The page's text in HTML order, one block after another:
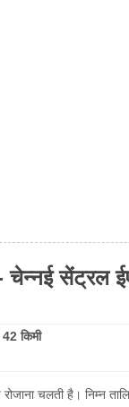
चेन्नई सेंट्रल
42 किमी
चलती है। निम्न